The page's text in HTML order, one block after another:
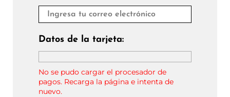
Datos de la tarjeta:
No se pudo cargar el procesador de
pagos. Recarga la página e intenta de
nuevo.